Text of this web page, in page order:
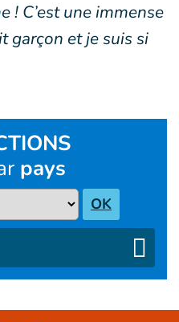
! C’est une immense
garçon et je suis si
pays
OK